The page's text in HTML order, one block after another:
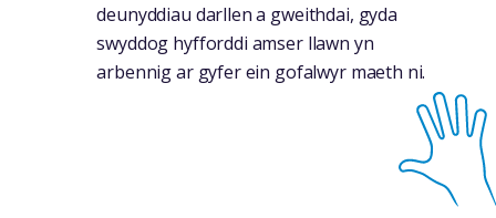
deunyddiau darllen a gweithdai, gyda
swyddog hyfforddi amser llawn yn
arbennig ar gyfer ein gofalwyr maeth ni.